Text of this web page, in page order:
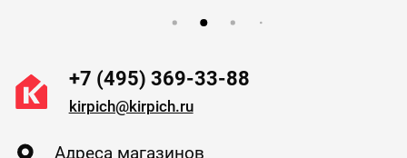
+7 (495) 369-33-88
kirpich@kirpich.ru
Адреса магазинов